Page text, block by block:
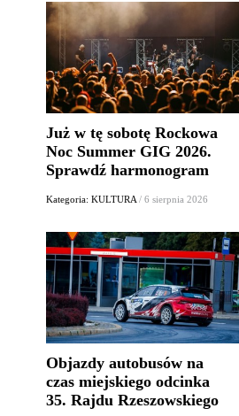
Już w tę sobotę Rockowa
Noc Summer GIG 2026.
Sprawdź harmonogram
Kategoria: KULTURA / 6 sierpnia 2026
Objazdy autobusów na
czas miejskiego odcinka
35. Rajdu Rzeszowskiego